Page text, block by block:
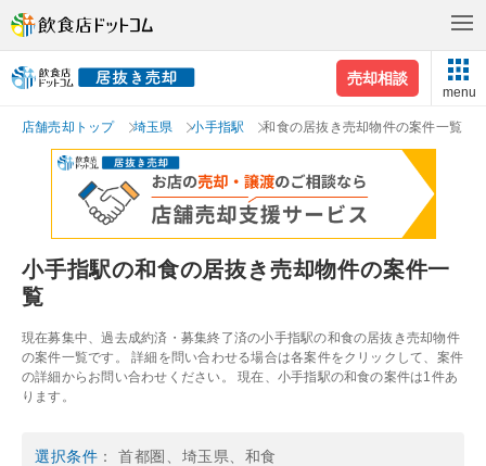
売却相談
menu
店舗売却トップ 埼玉県 小手指駅 和食の居抜き売却物件の案件一覧
小手指駅の和食の居抜き売却物件の案件一
覧
現在募集中、過去成約済・募集終了済の小手指駅の和食の居抜き売却物件
の案件一覧です。 詳細を問い合わせる場合は各案件をクリックして、案件
の詳細からお問い合わせください。 現在、小手指駅の和食の案件は1件あ
ります。
選択条件 ： 首都圏、埼玉県、和食